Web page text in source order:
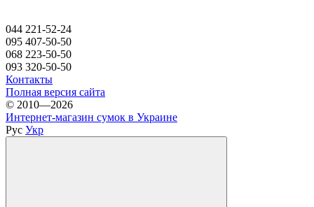
044 221-52-24
095 407-50-50
068 223-50-50
093 320-50-50
Контакты
Полная версия сайта
© 2010—2026
Интернет-магазин сумок в Украине
Рус Укр